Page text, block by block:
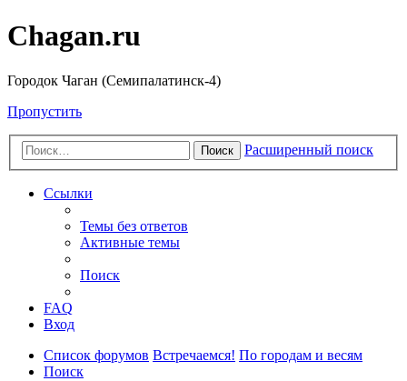
Chagan.ru
Городок Чаган (Семипалатинск-4)
Пропустить
Поиск Расширенный поиск
Ссылки
Темы без ответов
Активные темы
Поиск
FAQ
Вход
Список форумов Встречаемся! По городам и весям
Поиск